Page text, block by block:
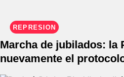
REPRESIÓN
Marcha de jubilados: la
nuevamente el